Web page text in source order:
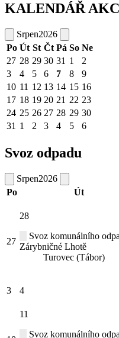
KALENDÁŘ
Srpen2026
Po Út St Čt Pá So Ne
27 28 29 30 31 1
2
3
4 5 6 7 8
9
10 11 12 13 14 15 16
17 18 19 20 21 22 23
24 25 26 27 28 29 30
31 1 2 3 4 5 6
Svoz odpadu
Srpen2026
Po
Út
27
28
Svoz komunálního
Zárybničné Lhotě
Turovec (Tábor)
3 4
11
Svoz komunálního